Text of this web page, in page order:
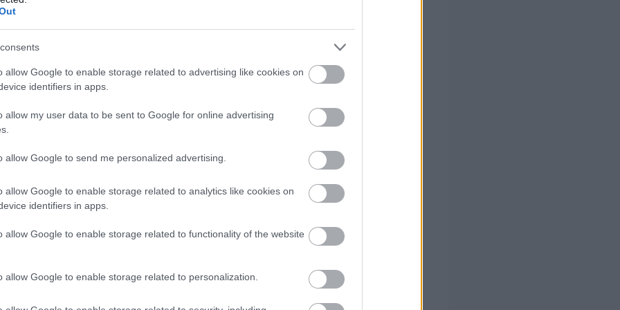
allow Google to enable storage related to advertising like cookies on
identifiers in apps.
allow my user data to be sent to Google for online advertising
allow Google to send me personalized advertising.
allow Google to enable storage related to analytics like cookies on
identifiers in apps.
allow Google to enable storage related to functionality of the website
allow Google to enable storage related to personalization.
μια εν εξελίξει γενοκτονία στηρίζοντας το Ισραήλ και
αρκετά!
όρους απελευθέρωση του πληρώματος του Madleen.
τώρα η γενοκτονία και οι βομβαρδισμοί στη Γάζα. Να σπάσει ο
να ανοίξει δίοδος για την ανθρωπιστική βοήθεια.
με το κράτος δολοφόνο του Ισραήλ.